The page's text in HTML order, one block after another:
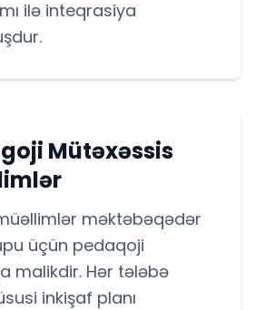
ilə inteqrasiya
Mütəxəssis
məktəbəqədər
üçün pedaqoji
malikdir. Hər tələbə
inkişaf planı